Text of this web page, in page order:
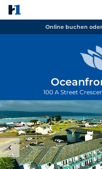
Online buchen
100 A Street